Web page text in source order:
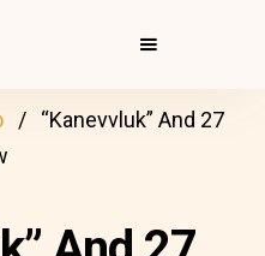
“Kanevvluk” And 27